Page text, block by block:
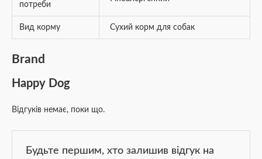
потреби
Вид корму Сухий корм для собак
Brand
Happy Dog
Відгуків немає, поки що.
Будьте першим, хто залишив відгук на